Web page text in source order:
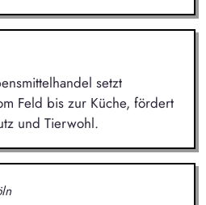
setzt
Feld bis zur Küche, fördert
und Tierwohl.